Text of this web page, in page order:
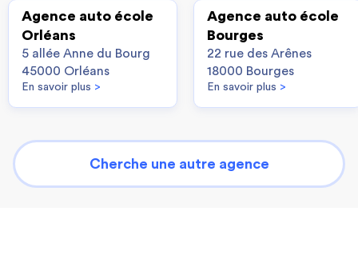
Agence auto école
Orléans
5 allée Anne du Bourg
45000 Orléans
En savoir plus >
Agence auto école
Bourges
22 rue des Arênes
18000 Bourges
En savoir plus >
Cherche une autre agence